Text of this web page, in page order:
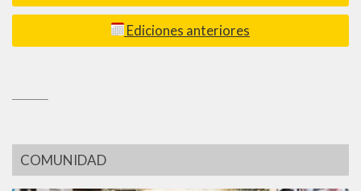
Ediciones anteriores
COMUNIDAD